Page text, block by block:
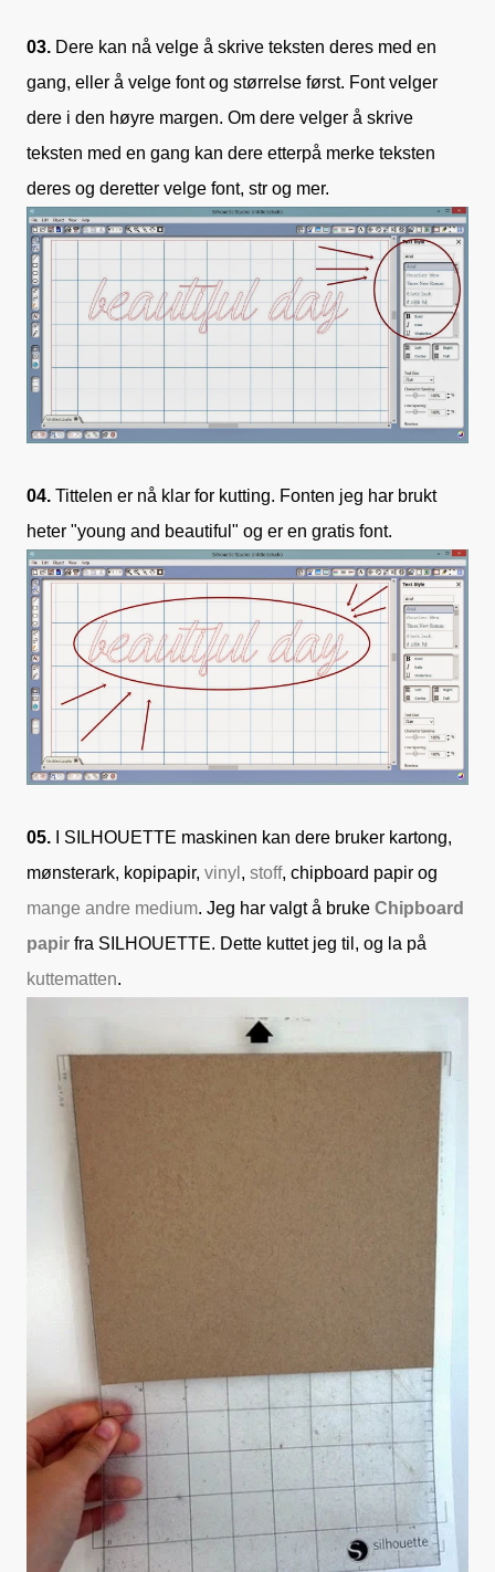
03. Dere kan nå velge å skrive teksten deres med en
gang, eller å velge font og størrelse først. Font velger
dere i den høyre margen. Om dere velger å skrive
teksten med en gang kan dere etterpå merke teksten
deres og deretter velge font, str og mer.
04. Tittelen er nå klar for kutting. Fonten jeg har brukt
heter "young and beautiful" og er en gratis font.
05.
I SILHOUETTE maskinen kan dere bruker kartong,
mønsterark, kopipapir, vinyl , stoff, chipboard papir og
mange andre medium. Jeg har valgt å bruke Chipboard
papir fra SILHOUETTE. Dette kuttet jeg til, og la på
kuttematten.